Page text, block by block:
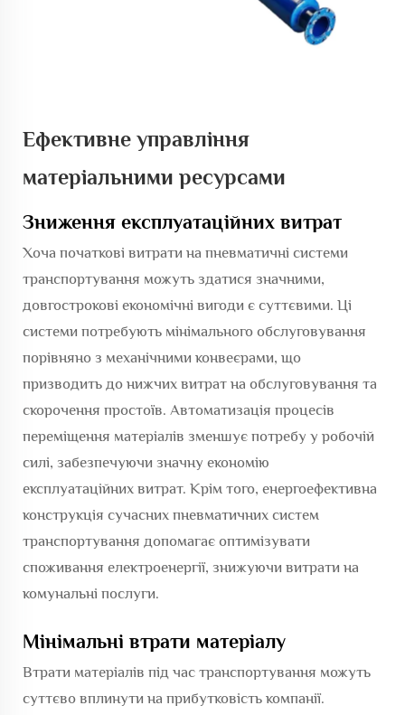
Ефективне управління
матеріальними ресурсами
Зниження експлуатаційних витрат
Хоча початкові витрати на пневматичні системи
транспортування можуть здатися значними,
довгострокові економічні вигоди є суттєвими. Ці
системи потребують мінімального обслуговування
порівняно з механічними конвеєрами, що
призводить до нижчих витрат на обслуговування та
скорочення простоїв. Автоматизація процесів
переміщення матеріалів зменшує потребу у робочій
силі, забезпечуючи значну економію
експлуатаційних витрат. Крім того, енергоефективна
конструкція сучасних пневматичних систем
транспортування допомагає оптимізувати
споживання електроенергії, знижуючи витрати на
комунальні послуги.
Мінімальні втрати матеріалу
Втрати матеріалів під час транспортування можуть
суттєво вплинути на прибутковість компанії.